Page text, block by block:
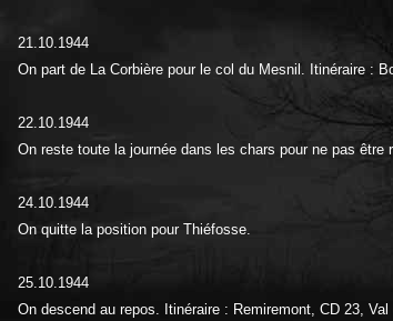
21.10.1944
On part de La Corbière pour le col du Mesnil. Itinéraire :
22.10.1944
On reste toute la journée dans les chars pour ne pas être
24.10.1944
On quitte la position pour Thiéfosse.
25.10.1944
On descend au repos. Itinéraire : Remiremont, CD 23,